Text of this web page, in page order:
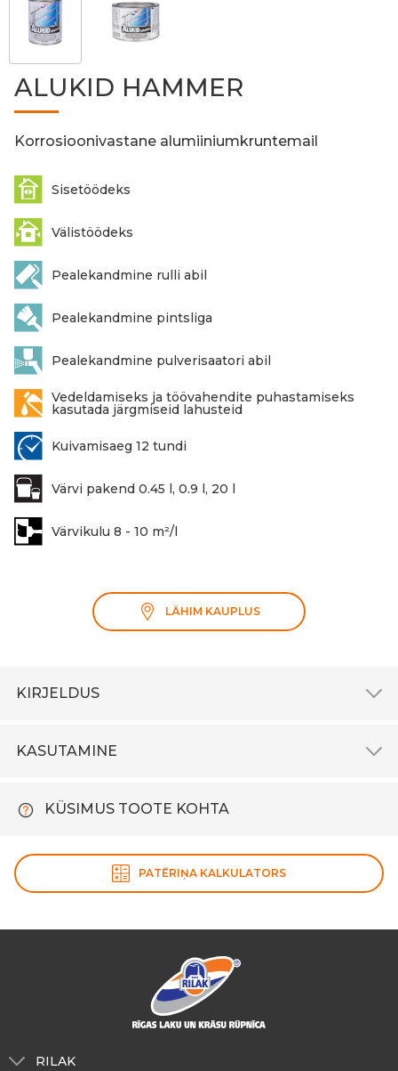
ALUKID HAMMER
Korrosioonivastane alumiiniumkruntemail
Sisetöödeks
Välistöödeks
Pealekandmine rulli abil
Pealekandmine pintsliga
Pealekandmine pulverisaatori abil
Vedeldamiseks ja töövahendite puhastamiseks
kasutada järgmiseid lahusteid
Kuivamisaeg 12 tundi
Värvi pakend 0.45 l, 0.9 l, 20 l
Värvikulu 8 - 10 m²/l
LÄHIM KAUPLUS
KIRJELDUS
KASUTAMINE
KÜSIMUS TOOTE KOHTA
PATĒRIŅA KALKULATORS
RILAK